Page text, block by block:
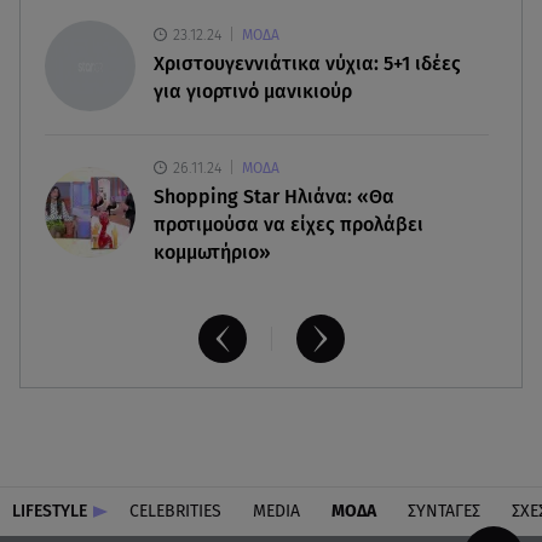
Νεκρή μεγαλόσωμη αρκούδα στην Καστοριά,
πιθανόν από πυροβολισμό
23.12.24 ΜΟΔΑ
Χριστουγεννιάτικα νύχια: 5+1 ιδέες
για γιορτινό μανικιούρ
26.11.24 ΜΟΔΑ
Shopping Star Ηλιάνα: «Θα
προτιμούσα να είχες προλάβει
κομμωτήριο»
LIFESTYLE CELEBRITIES MEDIA ΜΟΔΑ ΣΥΝΤΑΓΕΣ